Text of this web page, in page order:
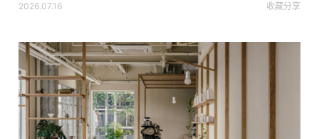
2026.07.16 收藏分享